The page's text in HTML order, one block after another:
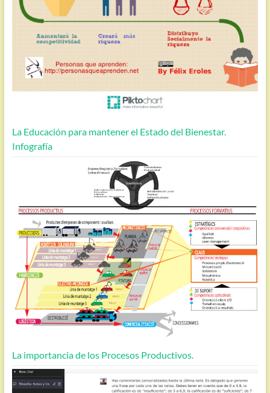
La Educación para mantener el Estado del Bienestar.
Infografía
La importancia de los Procesos Productivos.